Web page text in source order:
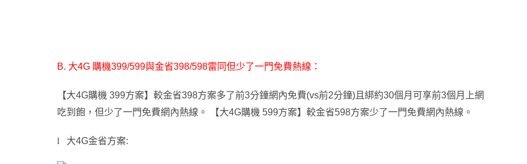
B. 大4G 購機399/599與金省398/598雷同但少了一門免費熱線：
【大4G購機 399方案】較金省398方案多了前3分鐘網內免費(vs前2分鐘)且綁約30個月可享前3個月上網
吃到飽 ， 但少了一門免費網內熱線。 【大4G購機 599方案】較金省598方案少了一門免費網內熱線 。
l 大4G金省方案: